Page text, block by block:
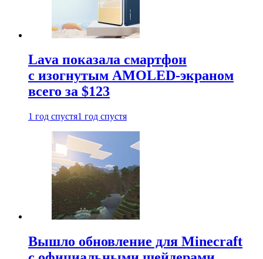
Lava показала смартфон
с изогнутым AMOLED-экраном
всего за $123
1 год спустя1 год спустя
Вышло обновление для Minecraft